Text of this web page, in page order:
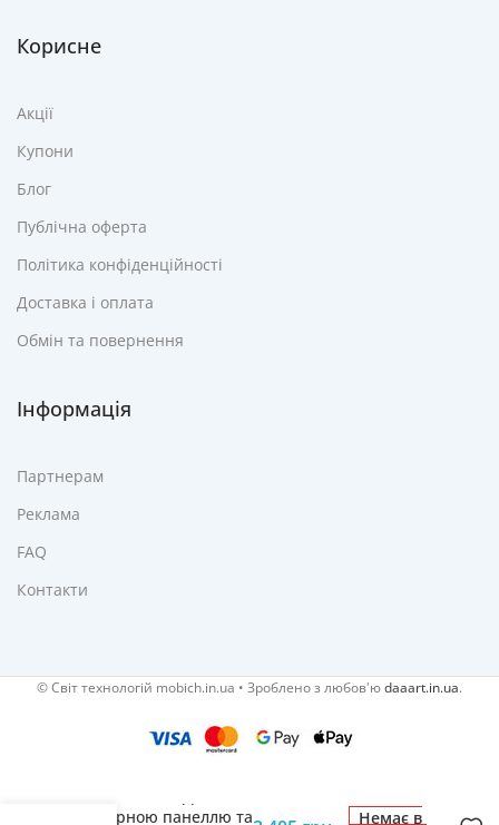
Корисне
Акції
Купони
Блог
Публічна оферта
Політика конфіденційності
Доставка і оплата
Обмін та повернення
Інформація
Партнерам
Реклама
FAQ
Контакти
© Cвіт технологій mobich.in.ua • Зроблено з любов'юdaaart.in.ua.
сенсорною панеллю та
Немає в